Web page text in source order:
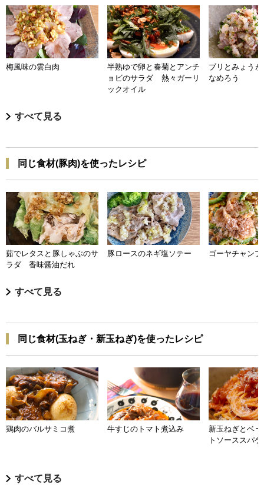
梅風味の雲白肉
半熟ゆで卵と春菊とアンチ
ョビのサラダ 熱々ガーリ
ックオイル
ブリとみょう
なめろう
すべて見る
同じ食材(豚肉)を使ったレシピ
茹でレタスと豚しゃぶのサ
ラダ 香味醤油だれ
豚ロースのネギ塩ソテー ゴーヤチャン
すべて見る
同じ食材(玉ねぎ・新玉ねぎ)を使ったレシピ
鶏肉のバルサミコ煮 牛すじのトマト煮込み
新玉ねぎとベ
トソーススパ
すべて見る